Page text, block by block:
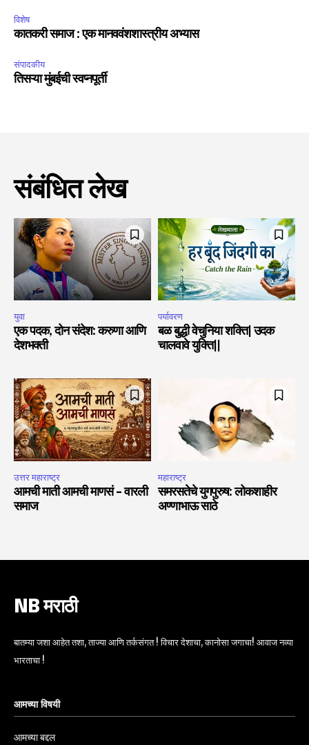
विशेष
कातकरी समाज : एक मानववंशशास्त्रीय अभ्यास
संपादकीय
तिसऱ्या मुंबईची स्वप्नपूर्ती
संबंधित लेख
युवा
एक पदक, दोन संदेश: करुणा आणि
देशभक्ती
पर्यावरण
बळ बुद्धी वेचुनिया शक्ति| उदक
चालवावे युक्ति||
उत्तर महाराष्ट्र
आमची माती आमची माणसं – वारली
समाज
महाराष्ट्र
समरसतेचे युगपुरुष: लोकशाहीर
अण्णाभाऊ साठे
NB मराठी
बातम्या जशा आहेत तशा, ताज्या आणि तर्कसंगत ! विचार देशाचा, कानोसा जगाचा! आवाज नव्या
भारताचा !
आमच्या विषयी
आमच्या बद्दल